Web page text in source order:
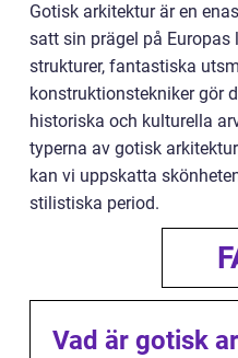
Gotisk arkitektur är en
satt sin prägel på
strukturer, fantastiska
konstruktionstekniker gör
historiska och kulturella
typerna av gotisk
kan vi uppskatta
stilistiska period.
Vad är gotisk